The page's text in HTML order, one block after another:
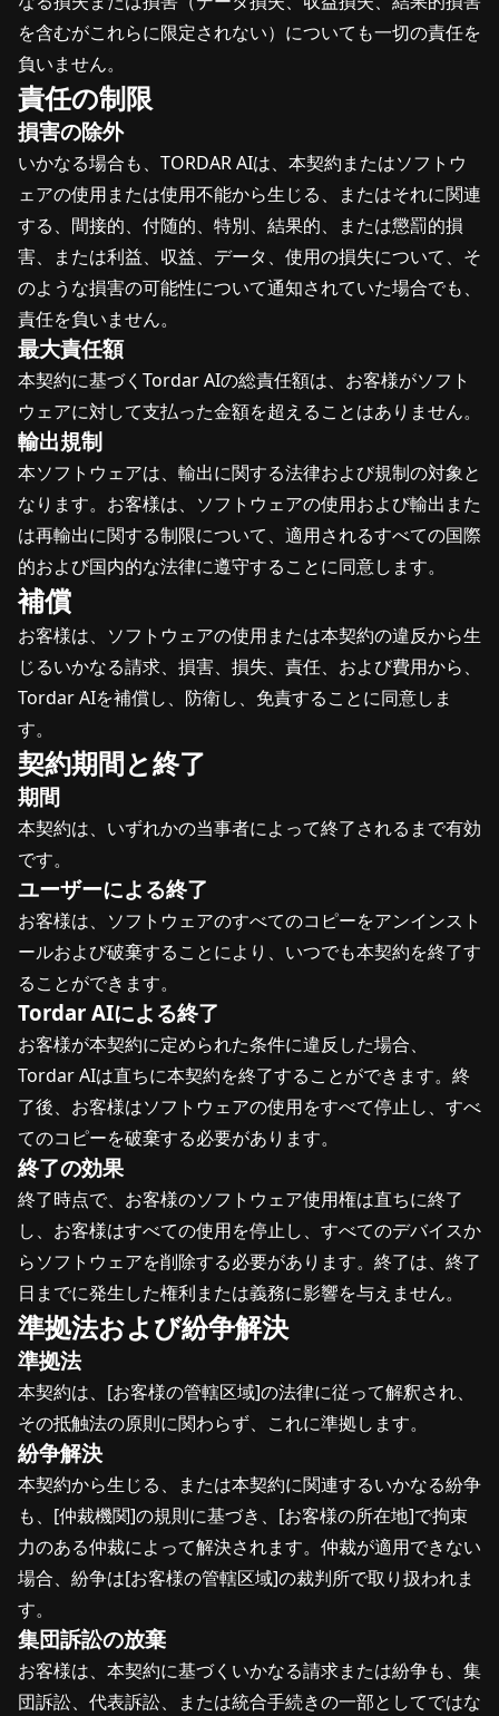
を含むがこれらに限定されない）についても一切の責任を
負いません。
責任の制限
損害の除外
いかなる場合も、TORDAR AIは、本契約またはソフトウ
ェアの使用または使用不能から生じる、またはそれに関連
する、間接的、付随的、特別、結果的、または懲罰的損
害、または利益、収益、データ、使用の損失について、そ
のような損害の可能性について通知されていた場合でも、
責任を負いません。
最大責任額
本契約に基づくTordar AIの総責任額は、お客様がソフト
ウェアに対して支払った金額を超えることはありません。
輸出規制
本ソフトウェアは、輸出に関する法律および規制の対象と
なります。お客様は、ソフトウェアの使用および輸出また
は再輸出に関する制限について、適用されるすべての国際
的および国内的な法律に遵守することに同意します。
補償
お客様は、ソフトウェアの使用または本契約の違反から生
じるいかなる請求、損害、損失、責任、および費用から、
Tordar AIを補償し、防衛し、免責することに同意しま
す。
契約期間と終了
期間
本契約は、いずれかの当事者によって終了されるまで有効
です。
ユーザーによる終了
お客様は、ソフトウェアのすべてのコピーをアンインスト
ールおよび破棄することにより、いつでも本契約を終了す
ることができます。
Tordar AIによる終了
お客様が本契約に定められた条件に違反した場合、
Tordar AIは直ちに本契約を終了することができます。終
了後、お客様はソフトウェアの使用をすべて停止し、すべ
てのコピーを破棄する必要があります。
終了の効果
終了時点で、お客様のソフトウェア使用権は直ちに終了
し、お客様はすべての使用を停止し、すべてのデバイスか
らソフトウェアを削除する必要があります。終了は、終了
日までに発生した権利または義務に影響を与えません。
準拠法および紛争解決
準拠法
本契約は、[お客様の管轄区域]の法律に従って解釈され、
その抵触法の原則に関わらず、これに準拠します。
紛争解決
本契約から生じる、または本契約に関連するいかなる紛争
も、[仲裁機関]の規則に基づき、[お客様の所在地]で拘束
力のある仲裁によって解決されます。仲裁が適用できない
場合、紛争は[お客様の管轄区域]の裁判所で取り扱われま
す。
集団訴訟の放棄
お客様は、本契約に基づくいかなる請求または紛争も、集
団訴訟、代表訴訟、または統合手続きの一部としてではな